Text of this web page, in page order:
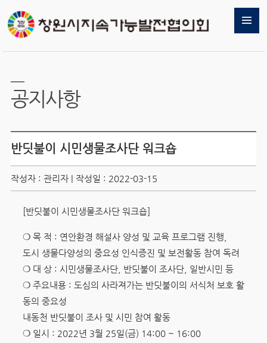
공지사항
반딧불이 시민생물조사단 워크숍
작성자 : 관리자 | 작성일 : 2022-03-15
[반딧불이 시민생물조사단 워크숍]
❍ 목 적 : 연안환경 해설사 양성 및 교육 프로그램 진행,
도시 생물다양성의 중요성 인식증진 및 보전활동 참여 독려
❍ 대 상 : 시민생물조사단, 반딧불이 조사단, 일반시민 등
❍ 주요내용 : 도심의 사라져가는 반딧불이의 서식처 보호 활
동의 중요성
내동천 반딧불이 조사 및 시민 참여 활동
❍ 일시 : 2022년 3월 25일(금) 14:00 ~ 16:00